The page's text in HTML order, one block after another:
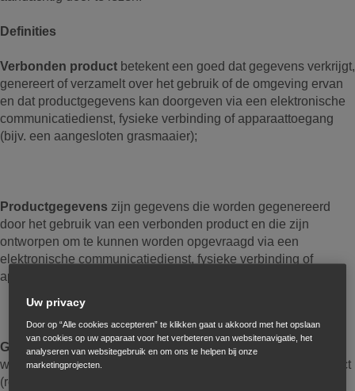
Definities
Verbonden product betekent een goed dat gegevens verkrijgt,
genereert of verzamelt over het gebruik of de omgeving ervan
en dat productgegevens kan doorgeven via een elektronische
communicatiedienst, fysieke verbinding of apparaattoegang
(bijv. een aangesloten grasmaaier);
Productgegevens zijn gegevens die worden gegenereerd
door het gebruik van een verbonden product en die zijn
ontworpen om te kunnen worden opgevraagd via een
elektronische communicatiedienst, fysieke verbinding of
apparaattoegang.
Gerelateerde Dienstbetekent een digitale dienst die kan
worden gekoppeld aan de werking van een verbonden product
(resulterend in een tweerichtings-/bidirectionele uitwisseling
Uw privacy
Door op “Alle cookies accepteren” te klikken gaat u akkoord met het opslaan
van cookies op uw apparaat voor het verbeteren van websitenavigatie, het
analyseren van websitegebruik en om ons te helpen bij onze
marketingprojecten.